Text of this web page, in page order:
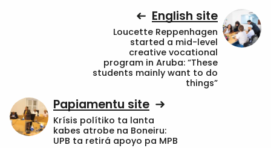
English site
Loucette Reppenhagen
started a mid-level
creative vocational
program in Aruba: “These
students mainly want to do
things”
Papiamentu site
Krísis polítiko ta lanta
kabes atrobe na Boneiru:
UPB ta retirá apoyo pa MPB